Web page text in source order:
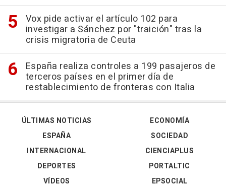
Vox pide activar el artículo 102 para
investigar a Sánchez por "traición" tras la
crisis migratoria de Ceuta
España realiza controles a 199 pasajeros de
terceros países en el primer día de
restablecimiento de fronteras con Italia
ÚLTIMAS NOTICIAS
ESPAÑA
INTERNACIONAL
DEPORTES
VÍDEOS
ECONOMÍA
SOCIEDAD
CIENCIAPLUS
PORTALTIC
EPSOCIAL